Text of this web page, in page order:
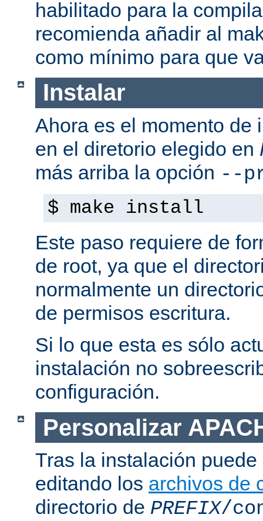
habilitado para la
recomienda añadir al
como mínimo para que
Instalar
Ahora es el momento de
en el diretorio elegido en
más arriba la opción --
$ make install
Este paso requiere de
de root, ya que el
normalmente un
de permisos escritura.
Si lo que esta es sólo
instalación no
configuración.
Personalizar
Tras la instalación
editando los archivos de
directorio de PREFIX/